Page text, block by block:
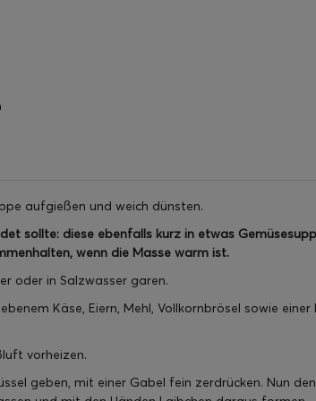
aufgießen und weich dünsten.
sollte: diese ebenfalls kurz in etwas
wenn die Masse warm ist.
oder in Salzwasser garen.
Käse, Eiern, Mehl, Vollkornbrösel sowie einer
vorheizen.
geben, mit einer Gabel fein zerdrücken. Nun